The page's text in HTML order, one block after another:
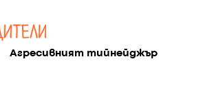
Агресивният тийнейджър